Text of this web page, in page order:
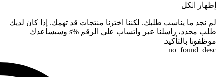
إظهار الكل
لم نجد ما يناسب طلبك. لكننا اخترنا منتجات قد تهمك. إذا كان لديك
طلب محدد، راسلنا عبر واتساب على الرقم %s وسيساعدك
موظفونا بالتأكيد.
no_found_desc